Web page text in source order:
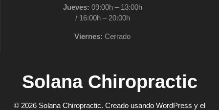
Jueves: 09:00h – 13:00h
/ 16:00h – 20:00h
Viernes: Cerrado
Solana Chiropractic
© 2026 Solana Chiropractic. Creado usando WordPress y el